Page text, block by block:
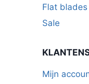
Flat blades
Sale
Mijn